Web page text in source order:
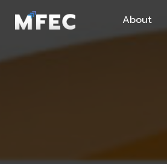
About